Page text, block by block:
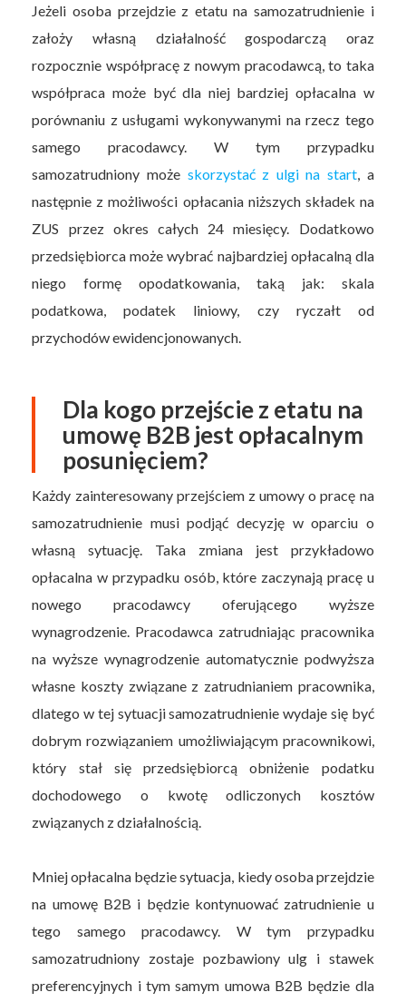
Jeżeli osoba przejdzie z etatu na samozatrudnienie i
założy własną działalność gospodarczą oraz
rozpocznie współpracę z nowym pracodawcą, to taka
współpraca może być dla niej bardziej opłacalna w
porównaniu z usługami wykonywanymi na rzecz tego
samego pracodawcy. W tym przypadku
samozatrudniony może skorzystać z ulgi na start, a
następnie z możliwości opłacania niższych składek na
ZUS przez okres całych 24 miesięcy. Dodatkowo
przedsiębiorca może wybrać najbardziej opłacalną dla
niego formę opodatkowania, taką jak: skala
podatkowa, podatek liniowy, czy ryczałt od
przychodów ewidencjonowanych.
Dla kogo przejście z etatu na
umowę B2B jest opłacalnym
posunięciem?
Każdy zainteresowany przejściem z umowy o pracę na
samozatrudnienie musi podjąć decyzję w oparciu o
własną sytuację. Taka zmiana jest przykładowo
opłacalna w przypadku osób, które zaczynają pracę u
nowego pracodawcy oferującego wyższe
wynagrodzenie. Pracodawca zatrudniając pracownika
na wyższe wynagrodzenie automatycznie podwyższa
własne koszty związane z zatrudnianiem pracownika,
dlatego w tej sytuacji samozatrudnienie wydaje się być
dobrym rozwiązaniem umożliwiającym pracownikowi,
który stał się przedsiębiorcą obniżenie podatku
dochodowego o kwotę odliczonych kosztów
związanych z działalnością.
Mniej opłacalna będzie sytuacja, kiedy osoba przejdzie
na umowę B2B i będzie kontynuować zatrudnienie u
tego samego pracodawcy. W tym przypadku
samozatrudniony zostaje pozbawiony ulg i stawek
preferencyjnych i tym samym umowa B2B będzie dla